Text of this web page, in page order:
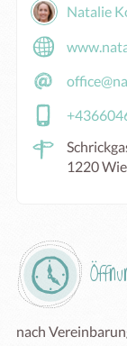
Natalie
1220
nach